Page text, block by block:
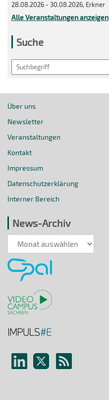
28.08.2026 - 30.08.2026, Erkner
Alle Veranstaltungen anzeigen
Suche
Search
Über uns
Newsletter
Veranstaltungen
Kontakt
Impressum
Datenschutzerklärung
Interner Bereich
News-Archiv
News-
Archiv